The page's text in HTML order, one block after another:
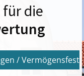
für die
/